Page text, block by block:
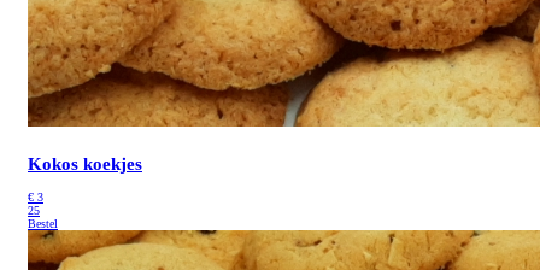
Kokos koekjes
€ 3
25
Bestel